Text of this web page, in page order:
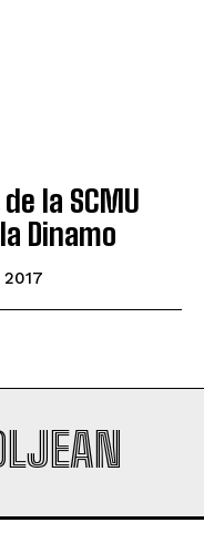
la SCMU
Dinamo